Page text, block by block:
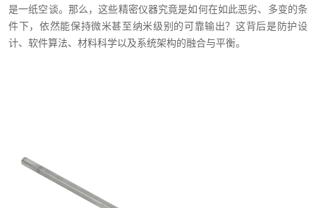
是一纸空谈。那么，这些精密仪器究竟是如何在如此恶劣、多变的条
件下，依然能保持微米甚至纳米级别的可靠输出？这背后是防护设
计、软件算法、材料科学以及系统架构的融合与平衡。